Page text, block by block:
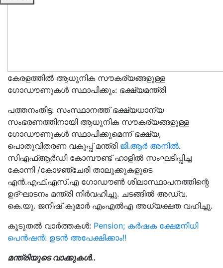
കേരളത്തിൽ ആധുനിക സൗകര്യങ്ങളുള്ള
ഗോഡൗണുകള്‍ സ്ഥാപിക്കും: ഭക്ഷ്യമന്ത്രി
പത്തനംതിട്ട: സംസ്ഥാനത്ത് ഭക്ഷ്യധാന്യ
സംഭരണത്തിനായി ആധുനിക സൗകര്യങ്ങളുള്ള
ഗോഡൗണുകള്‍ സ്ഥാപിക്കുമെന്ന് ഭക്ഷ്യ,
പൊതുവിതരണ വകുപ്പ് മന്ത്രി ജി.ആര്‍ അനില്‍.
സിഎഫ്ആര്‍ഡി കോമ്പൗണ്ട് ഹാളില്‍ സംഘടിപ്പിച്ച
കോന്നി /കോഴഞ്ചേരി താലൂക്കുകളുടെ
എന്‍.എഫ്.എസ്.എ ഗോഡൗണ്‍ ശിലാസ്ഥാപനത്തിന്റെ
ഉദ്ഘാടനം മന്ത്രി നിര്‍വഹിച്ചു. ചടങ്ങില്‍ അഡ്വ.
കെ.യു. ജനീഷ് കുമാര്‍ എംഎല്‍എ അധ്യക്ഷത വഹിച്ചു.
കൂടുതൽ വാർത്തകൾ: Pension; കര്‍ഷക ക്ഷേമനിധി
പെന്‍ഷന്‍: ഉടൻ അപേക്ഷിക്കാം!!
മന്ത്രിയുടെ വാക്കുകൾ..